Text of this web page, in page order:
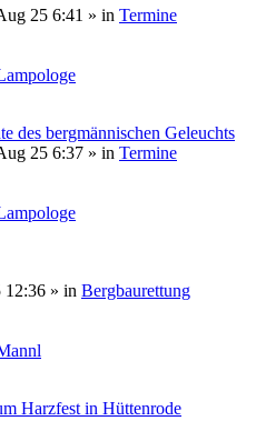
25 6:41 » in Termine
des bergmännischen Geleuchts
25 6:37 » in Termine
12:36 » in Bergbaurettung
Harzfest in Hüttenrode